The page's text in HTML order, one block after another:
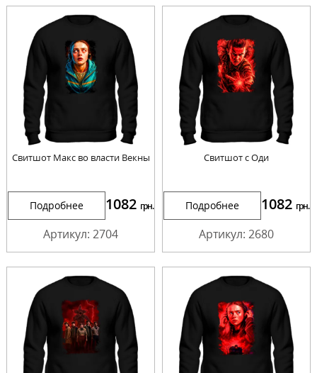
Свитшот Макс во власти Векны
Подробнее 1082 грн.
Артикул: 2704
Свитшот с Оди
Подробнее 1082 грн.
Артикул: 2680